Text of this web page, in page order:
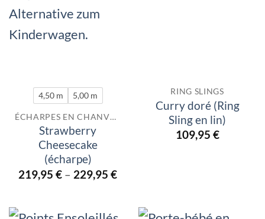
4,50 m 5,00 m
ÉCHARPES EN CHANVRE
Strawberry
Cheesecake
(écharpe)
219,95 € – 229,95 €
RING SLINGS
Curry doré (Ring
Sling en lin)
109,95 €